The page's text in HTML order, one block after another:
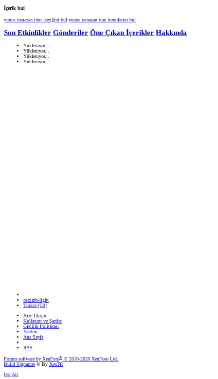
İçerik bul
yunus ramazan tüm içeriğini bul yunus ramazan tüm konularını bul
Son Etkinlikler Gönderiler Öne Çıkan İçerikler Hakkında
Yükleniyor...
Yükleniyor...
Yükleniyor...
Yükleniyor...
osxinfo-light
Turkce (TR)
Bize Ulaşın
Kullanım ve Şartlar
Gizlilik Politikası
Yardım
Ana Sayfa
RSS
Forum software by XenForo® © 2010-2020 XenForo Ltd.
Build Signature © By XenTR
ÜstAlt